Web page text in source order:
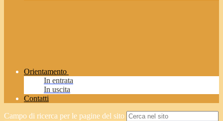
Orientamento
In entrata
In uscita
Contatti
Campo di ricerca per le pagine del sito